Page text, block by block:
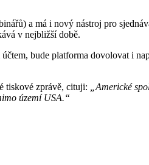
a má i nový nástroj pro
v nejbližší době.
bude platforma dovolovat i
tiskové zprávě, cituji:
„Americké
území USA.“